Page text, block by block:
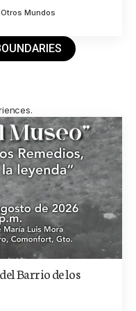
Otros Mundos
Barrio de los